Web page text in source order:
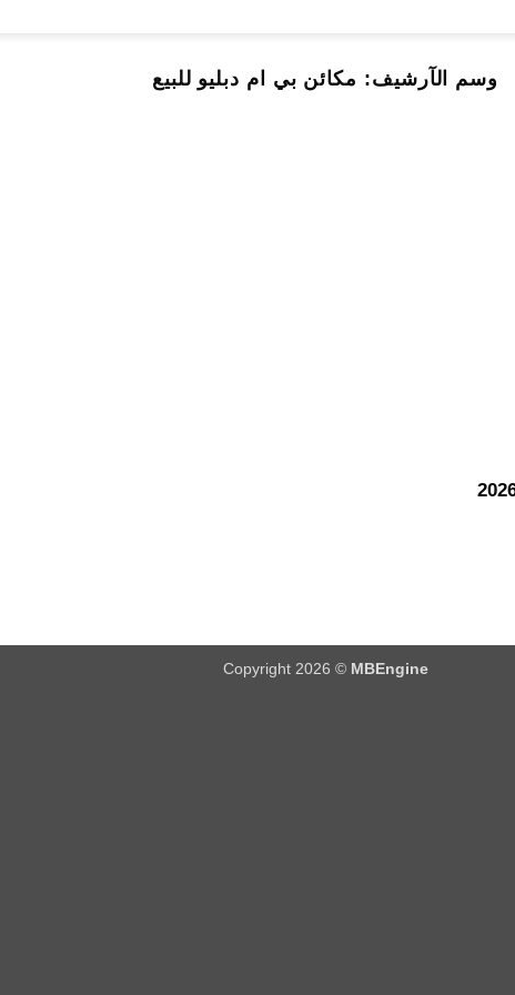
وسم الآرشيف: مكائن بي ام دبليو للبيع
Copyright 2026 © MBEngine